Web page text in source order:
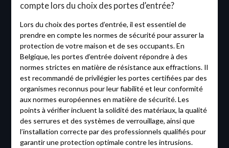
compte lors du choix des portes d’entrée?
Lors du choix des portes d’entrée, il est essentiel de
prendre en compte les normes de sécurité pour assurer la
protection de votre maison et de ses occupants. En
Belgique, les portes d’entrée doivent répondre à des
normes strictes en matière de résistance aux effractions. Il
est recommandé de privilégier les portes certifiées par des
organismes reconnus pour leur fiabilité et leur conformité
aux normes européennes en matière de sécurité. Les
points à vérifier incluent la solidité des matériaux, la qualité
des serrures et des systèmes de verrouillage, ainsi que
l’installation correcte par des professionnels qualifiés pour
garantir une protection optimale contre les intrusions.